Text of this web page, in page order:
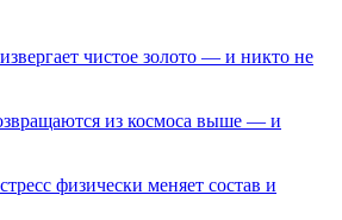
чистое золото — и никто не
из космоса выше — и
физически меняет состав и